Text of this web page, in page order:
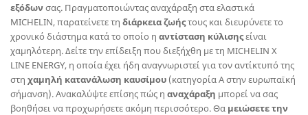
εξόδωνσας. Πραγματοποιώντας αναχάραξη στα ελαστικά
MICHELIN, παρατείνετε τη διάρκεια ζωήςτους και διευρύνετε το
χρονικό διάστημα κατά το οποίο η αντίσταση κύλισηςείναι
χαμηλότερη. Δείτε την επίδειξη που διεξήχθη με τη MICHELIN X
LINE ENERGY, η οποία έχει ήδη αναγνωριστεί για τον αντίκτυπό της
στη χαμηλή κατανάλωση καυσίμου (κατηγορία Α στην ευρωπαϊκή
σήμανση). Ανακαλύψτε επίσης πώς η αναχάραξη μπορεί να σας
βοηθήσει να προχωρήσετε ακόμη περισσότερο. Θα μειώσετε την